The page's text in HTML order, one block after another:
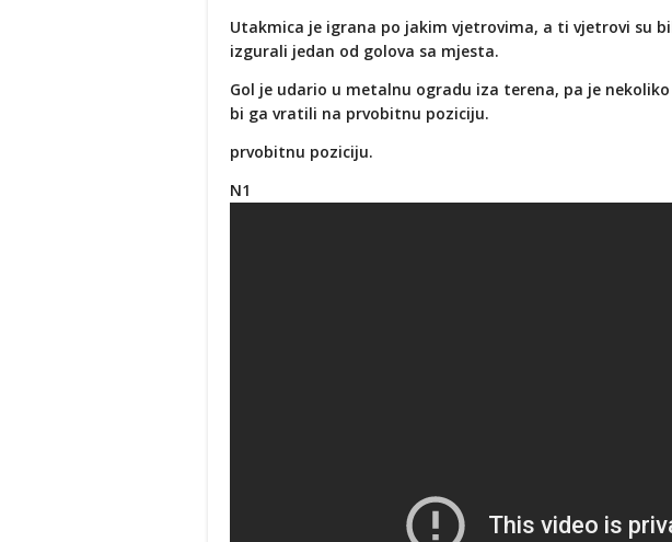
Utakmica je igrana po jakim vjetrovima, a ti vjetrovi su
izgurali jedan od golova sa mjesta.
Gol je udario u metalnu ogradu iza terena, pa je
bi ga vratili na prvobitnu poziciju.
prvobitnu poziciju.
N1